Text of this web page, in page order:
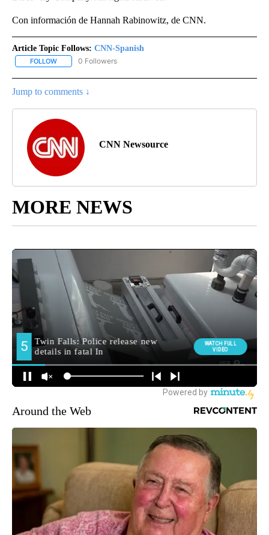
Con información de Hannah Rabinowitz, de CNN.
Article Topic Follows: CNN-Spanish
FOLLOW FOLLOW "CNN-SPANISH" TO RECEIVE NOTIFICATIONS ABOUT
0 Followers
Jump to comments ↓
CNN Newsource
MORE NEWS
Around the Web